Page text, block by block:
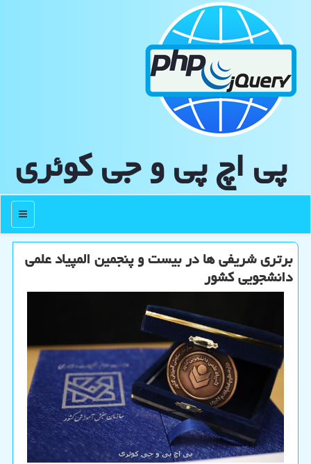
پی اچ پی و جی كوئری
منو
برتری شریفی ها در بیست و پنجمین المپیاد علمی
دانشجویی كشور